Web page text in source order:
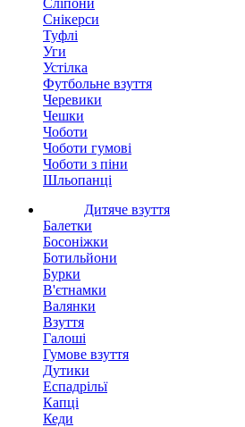
Сліпони
Снікерси
Туфлі
Уги
Устілка
Футбольне взуття
Черевики
Чешки
Чоботи
Чоботи гумові
Чоботи з піни
Шльопанці
Дитяче взуття
Балетки
Босоніжки
Ботильйони
Бурки
В'єтнамки
Валянки
Взуття
Галоші
Гумове взуття
Дутики
Еспадрільї
Капці
Кеди